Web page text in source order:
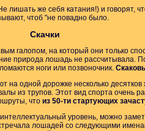
же себя катания!) и говорят,
чтоб "не повадно было.
Скачки
галопом, на который они только
природа лошадь не рассчитывала.
ноги или позвоночник.
на одной дорожке несколько
из трупов. Этот вид спорта очень
что из 50-ти стартующих
уровень, можно
лошадей со следующими